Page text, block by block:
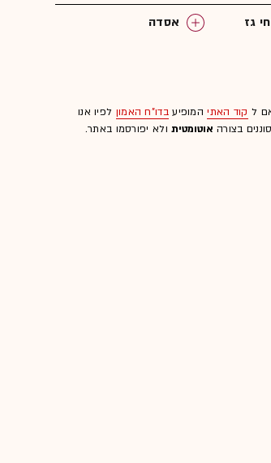
גז אסדה
ל קוד האתיהמופיעבדו"ח האמון לפיו אנו
בצורה אוטומטיתולא יפורסמו באתר.